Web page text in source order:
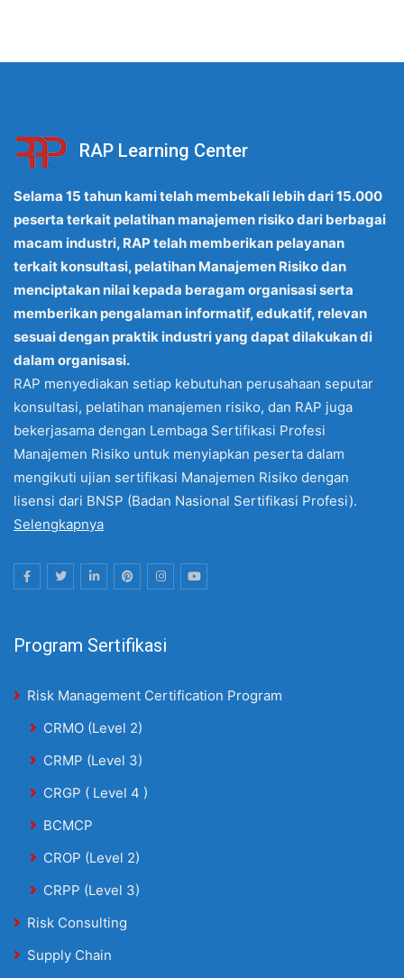
RAP Learning Center
Selama 15 tahun kami telah membekali lebih dari 15.000
peserta terkait pelatihan manajemen risiko dari berbagai
macam industri, RAP telah memberikan pelayanan
terkait konsultasi, pelatihan Manajemen Risiko dan
menciptakan nilai kepada beragam organisasi serta
memberikan pengalaman informatif, edukatif, relevan
sesuai dengan praktik industri yang dapat dilakukan di
dalam organisasi.
RAP menyediakan setiap kebutuhan perusahaan seputar
konsultasi, pelatihan manajemen risiko, dan RAP juga
bekerjasama dengan Lembaga Sertifikasi Profesi
Manajemen Risiko untuk menyiapkan peserta dalam
mengikuti ujian sertifikasi Manajemen Risiko dengan
lisensi dari BNSP (Badan Nasional Sertifikasi Profesi).
Selengkapnya
Program Sertifikasi
Risk Management Certification Program
CRMO (Level 2)
CRMP (Level 3)
CRGP ( Level 4 )
BCMCP
CROP (Level 2)
CRPP (Level 3)
Risk Consulting
Supply Chain